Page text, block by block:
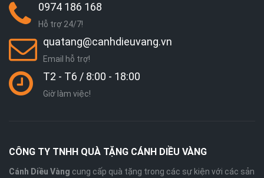
0974 186 168
Hỗ trợ 24/7!
quatang@canhdieuvang.vn
Email hỗ trợ!
T2 - T6 / 8:00 - 18:00
Giờ làm việc!
CÔNG TY TNHH QUÀ TẶNG CÁNH DIỀU VÀNG
Cánh Diều Vàng cung cấp quà tặng trong các sự kiện với các sản